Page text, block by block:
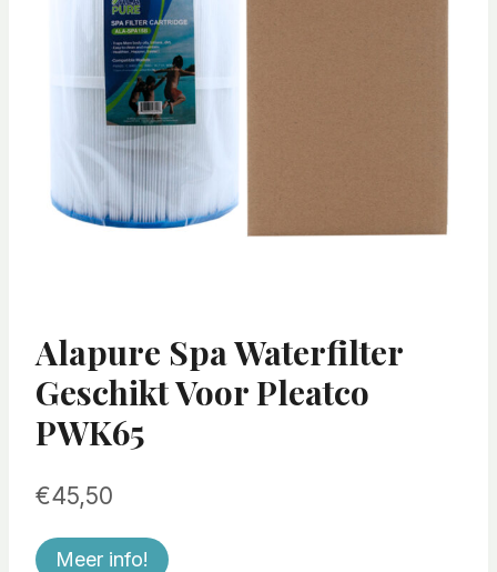
Alapure Spa Waterfilter
Geschikt Voor Pleatco
PWK65
€45,50
Meer info!